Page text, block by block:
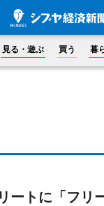
見る・遊ぶ 買う 暮
ートに「フリ